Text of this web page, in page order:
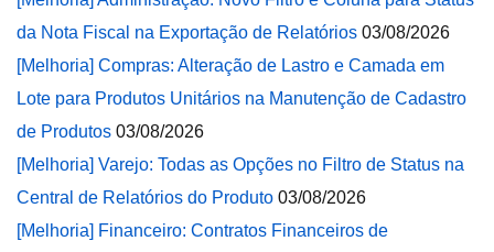
da Nota Fiscal na Exportação de Relatórios 03/08/2026
[Melhoria] Compras: Alteração de Lastro e Camada em
Lote para Produtos Unitários na Manutenção de Cadastro
de Produtos 03/08/2026
[Melhoria] Varejo: Todas as Opções no Filtro de Status na
Central de Relatórios do Produto 03/08/2026
[Melhoria] Financeiro: Contratos Financeiros de